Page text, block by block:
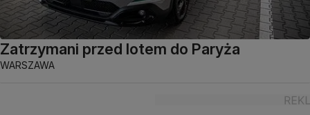
Zatrzymani przed lotem do Paryża
WARSZAWA